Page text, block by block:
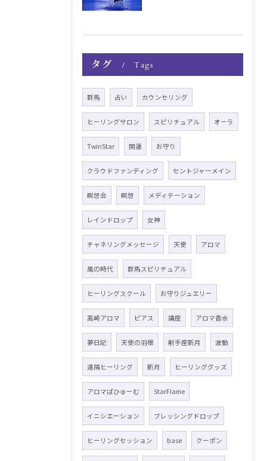
タグ Tags
群馬 占い カウンセリング
ヒーリングサロン スピリチュアル オーラ
TwinStar 開運 お守り
クラウドファンディング セントジャーメイン
瞑想会 瞑想 メディテーション
レインドロップ 女神
チャネリングメッセージ 天使 アロマ
風の時代 群馬スピリチュアル
ヒーリングスクール お守りジュエリー
高崎アロマ ピアス 講座 アロマ香水
夢日記 天使の羽根 射手座新月 波動
遠隔ヒーリング 新月 ヒーリンググッズ
アロマぱひゅーむ StarFlame
イニシエーション ブレッシングドロップ
ヒーリングセッション base クーポン